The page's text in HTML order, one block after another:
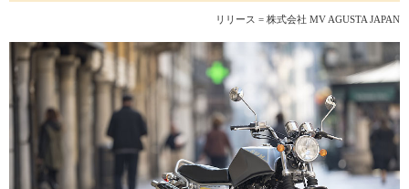
リリース = 株式会社 MV AGUSTA JAPAN